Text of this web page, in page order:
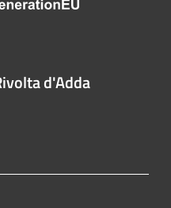
d'Adda